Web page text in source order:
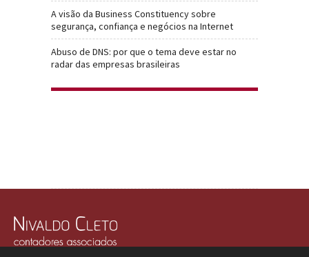
A visão da Business Constituency sobre
segurança, confiança e negócios na Internet
Abuso de DNS: por que o tema deve estar no
radar das empresas brasileiras